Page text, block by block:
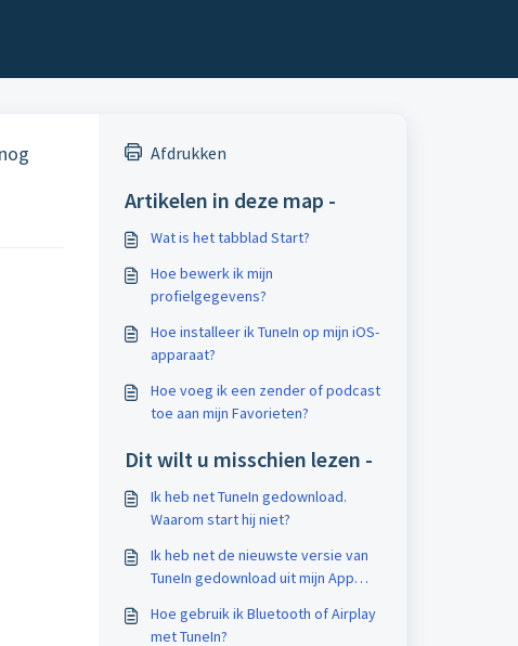
Afdrukken
Artikelen in deze map -
Wat is het tabblad Start?
Hoe bewerk ik mijn
profielgegevens?
Hoe installeer ik TuneIn op mijn iOS-
apparaat?
Hoe voeg ik een zender of podcast
toe aan mijn Favorieten?
Dit wilt u misschien lezen -
Ik heb net TuneIn gedownload.
Waarom start hij niet?
Ik heb net de nieuwste versie van
TuneIn gedownload uit mijn App
snelkoppeling werkt niet.
Hoe gebruik ik Bluetooth of Airplay
met TuneIn?